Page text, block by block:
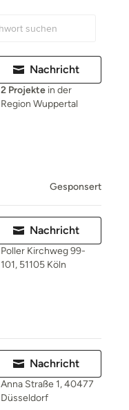
Nachricht
2 Projekte in der
Region Wuppertal
Gesponsert
Nachricht
Poller Kirchweg 99-
101, 51105 Köln
Nachricht
Anna Straße 1, 40477
Düsseldorf